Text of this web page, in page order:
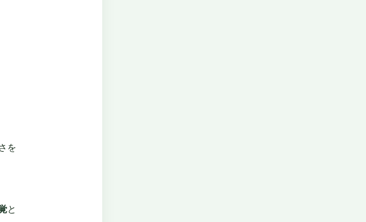
を
と